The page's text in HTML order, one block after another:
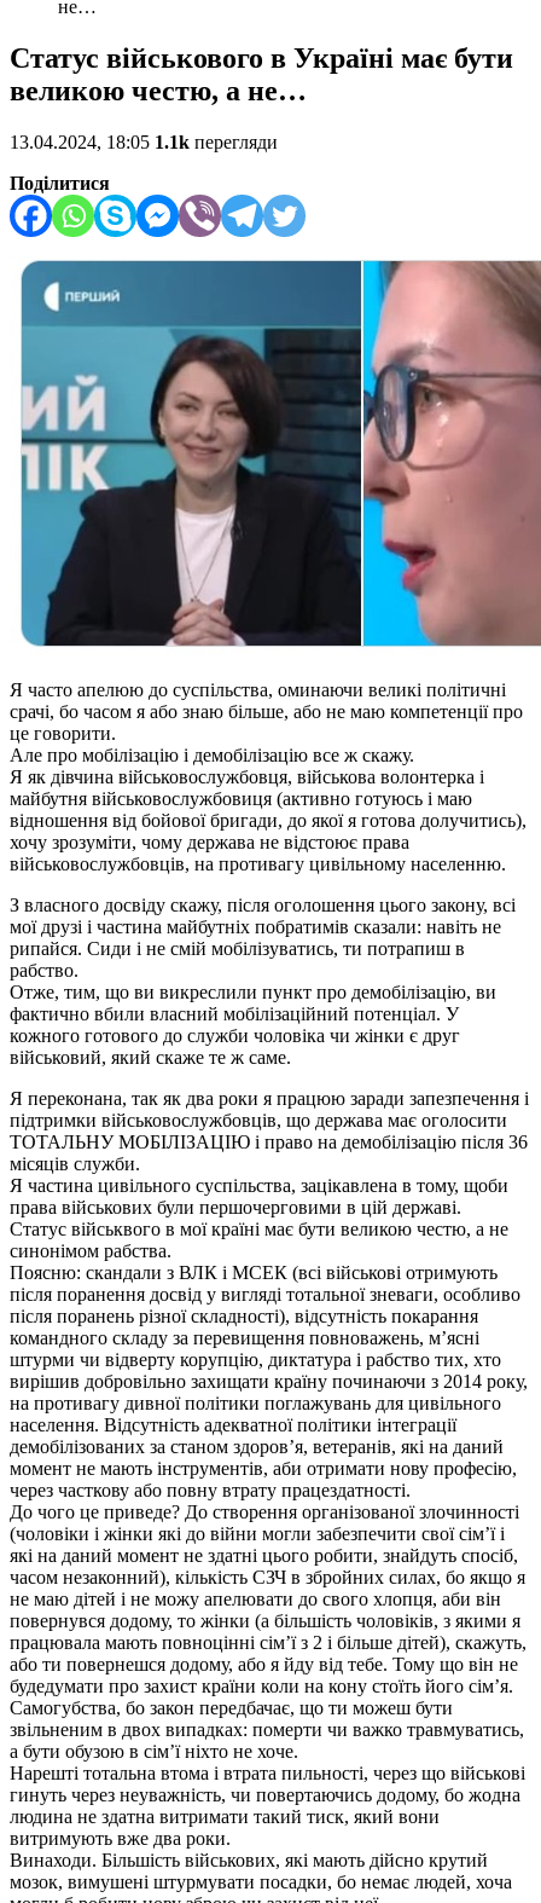
не…
Статус військового в Україні має бути
великою честю, а не…
13.04.2024, 18:05 1.1k перегляди
Поділитися
Я часто апелюю до суспільства, оминаючи великі політичні
срачі, бо часом я або знаю більше, або не маю компетенції про
це говорити.
Але про мобілізацію і демобілізацію все ж скажу.
Я як дівчина військовослужбовця, військова волонтерка і
майбутня військовослужбовиця (активно готуюсь і маю
відношення від бойової бригади, до якої я готова долучитись),
хочу зрозуміти, чому держава не відстоює права
військовослужбовців, на противагу цивільному населенню.
З власного досвіду скажу, після оголошення цього закону, всі
мої друзі і частина майбутніх побратимів сказали: навіть не
рипайся. Сиди і не смій мобілізуватись, ти потрапиш в
рабство.
Отже, тим, що ви викреслили пункт про демобілізацію, ви
фактично вбили власний мобілізаційний потенціал. У
кожного готового до служби чоловіка чи жінки є друг
військовий, який скаже те ж саме.
Я переконана, так як два роки я працюю заради запезпечення і
підтримки військовослужбовців, що держава має оголосити
ТОТАЛЬНУ МОБІЛІЗАЦІЮ і право на демобілізацію після 36
місяців служби.
Я частина цивільного суспільства, зацікавлена в тому, щоби
права військових були першочерговими в цій державі.
Статус військвого в мої країні має бути великою честю, а не
синонімом рабства.
Поясню: скандали з ВЛК і МСЕК (всі військові отримують
після поранення досвід у вигляді тотальної зневаги, особливо
після поранень різної складності), відсутність покарання
командного складу за перевищення повноважень, мʼясні
штурми чи відверту корупцію, диктатура і рабство тих, хто
вирішив добровільно захищати країну починаючи з 2014 року,
на противагу дивної політики поглажувань для цивільного
населення. Відсутність адекватної політики інтеграції
демобілізованих за станом здоровʼя, ветеранів, які на даний
момент не мають інструментів, аби отримати нову професію,
через часткову або повну втрату працездатності.
До чого це приведе? До створення організованої злочинності
(чоловіки і жінки які до війни могли забезпечити свої сімʼї і
які на даний момент не здатні цього робити, знайдуть спосіб,
часом незаконний), кількість СЗЧ в збройних силах, бо якщо я
не маю дітей і не можу апелювати до свого хлопця, аби він
повернувся додому, то жінки (а більшість чоловіків, з якими я
працювала мають повноцінні сімʼї з 2 і більше дітей), скажуть,
або ти повернешся додому, або я йду від тебе. Тому що він не
будедумати про захист країни коли на кону стоїть його сімʼя.
Самогубства, бо закон передбачає, що ти можеш бути
звільненим в двох випадках: померти чи важко травмуватись,
а бути обузою в сімʼї ніхто не хоче.
Нарешті тотальна втома і втрата пильності, через що військові
гинуть через неуважність, чи повертаючись додому, бо жодна
людина не здатна витримати такий тиск, який вони
витримують вже два роки.
Винаходи. Більшість військових, які мають дійсно крутий
мозок, вимушені штурмувати посадки, бо немає людей, хоча